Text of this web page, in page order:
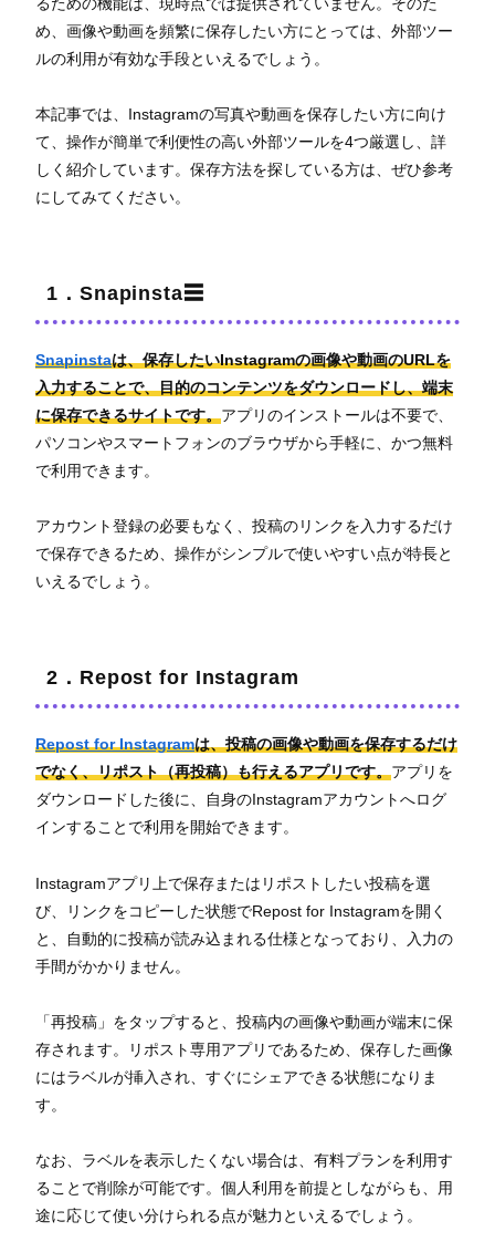
め、画像や動画を頻繁に保存したい方にとっては、外部ツー
ルの利用が有効な手段といえるでしょう。
本記事では、Instagramの写真や動画を保存したい方に向け
て、操作が簡単で利便性の高い外部ツールを4つ厳選し、詳
しく紹介しています。保存方法を探している方は、ぜひ参考
にしてみてください。
1．Snapinsta☰
Snapinstaは、保存したいInstagramの画像や動画のURLを
入力することで、目的のコンテンツをダウンロードし、端末
に保存できるサイトです。アプリのインストールは不要で、
パソコンやスマートフォンのブラウザから手軽に、かつ無料
で利用できます。
アカウント登録の必要もなく、投稿のリンクを入力するだけ
で保存できるため、操作がシンプルで使いやすい点が特長と
いえるでしょう。
2．Repost for Instagram
Repost for Instagramは、投稿の画像や動画を保存するだけ
でなく、リポスト（再投稿）も行えるアプリです。アプリを
ダウンロードした後に、自身のInstagramアカウントへログ
インすることで利用を開始できます。
Instagramアプリ上で保存またはリポストしたい投稿を選
び、リンクをコピーした状態でRepost for Instagramを開く
と、自動的に投稿が読み込まれる仕様となっており、入力の
手間がかかりません。
「再投稿」をタップすると、投稿内の画像や動画が端末に保
存されます。リポスト専用アプリであるため、保存した画像
にはラベルが挿入され、すぐにシェアできる状態になりま
す。
なお、ラベルを表示したくない場合は、有料プランを利用す
ることで削除が可能です。個人利用を前提としながらも、用
途に応じて使い分けられる点が魅力といえるでしょう。